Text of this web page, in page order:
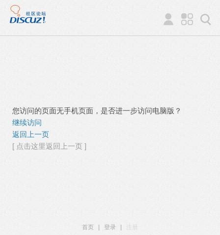
您访问的页面无手机页面，是否进一步访问电脑版？
继续访问
返回上一页
[ 点击这里返回上一页 ]
首页 登录
注册